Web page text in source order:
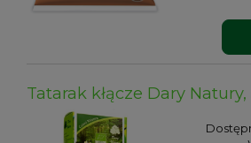
Tatarak kłącze Dary Natury,